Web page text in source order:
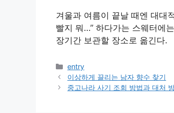
겨울과 여름이 끝날 때엔 대대
빨지 뭐…” 하다가는 스웨터에
장기간 보관할 장소로 옮긴다.
카
테
고
entry
이상하게 끌리는 남자 향수 찾기
중고나라 사기 조회 방법과 대처